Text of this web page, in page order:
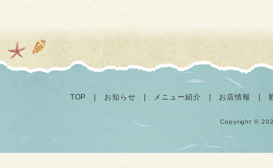
TOP | お知らせ | メニュー紹介 | お店情報 |
Copyright ©